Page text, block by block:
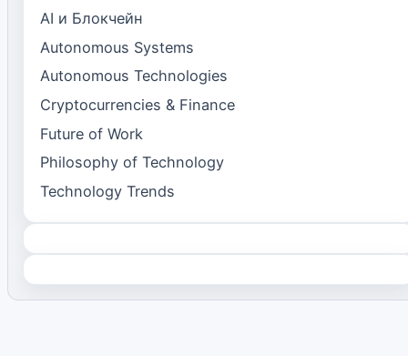
AI и Блокчейн
Autonomous Systems
Autonomous Technologies
Cryptocurrencies & Finance
Future of Work
Philosophy of Technology
Technology Trends